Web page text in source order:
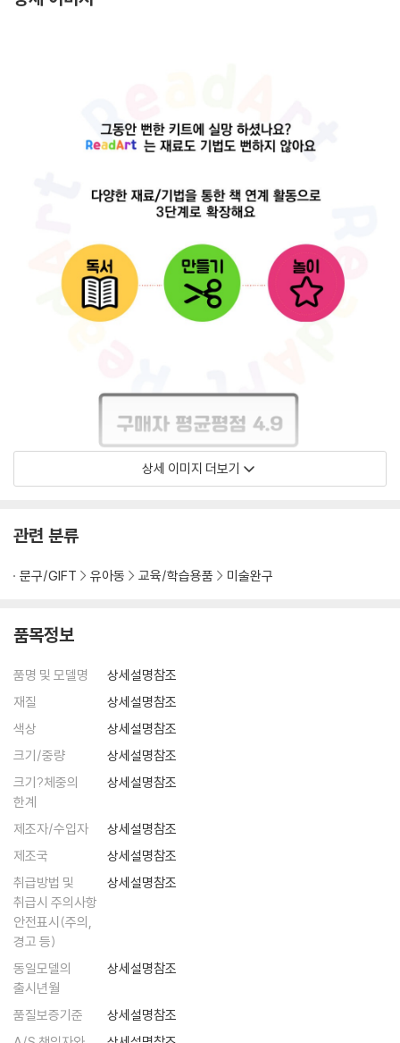
상세 이미지 더보기
관련 분류
문구/GIFT 유아동 교육/학습용품 미술완구
품목정보
품명 및 모델명
상세설명참조
재질
상세설명참조
색상
상세설명참조
크기/중량
상세설명참조
크기?체중의
한계
상세설명참조
제조자/수입자
상세설명참조
제조국
상세설명참조
취급방법 및
취급시 주의사항
안전표시(주의,
경고 등)
상세설명참조
동일모델의
출시년월
상세설명참조
품질보증기준
상세설명참조